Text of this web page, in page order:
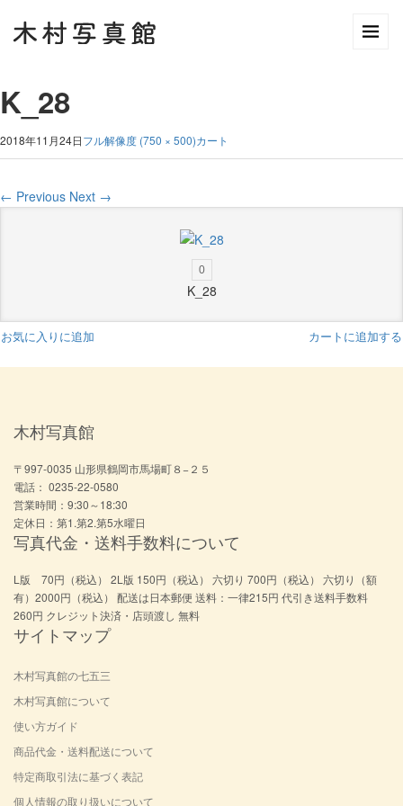
K_28
2018年11月24日フル解像度 (750 × 500)カート
← Previous Next →
0
K_28
お気に入りに追加 カートに追加する
木村写真館
〒997-0035 山形県鶴岡市馬場町８−２５
電話： 0235-22-0580
営業時間：9:30～18:30
定休日：第1.第2.第5水曜日
写真代金・送料手数料について
L版 70円（税込） 2L版 150円（税込） 六切り 700円（税込） 六切り（額
有）2000円（税込） 配送は日本郵便 送料：一律215円 代引き送料手数料
260円 クレジット決済・店頭渡し 無料
サイトマップ
木村写真館の七五三
木村写真館について
使い方ガイド
商品代金・送料配送について
特定商取引法に基づく表記
個人情報の取り扱いについて